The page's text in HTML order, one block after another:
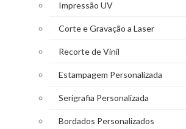
Impressão UV
Corte e Gravação a Laser
Recorte de Vinil
Estampagem Personalizada
Serigrafia Personalizada
Bordados Personalizados